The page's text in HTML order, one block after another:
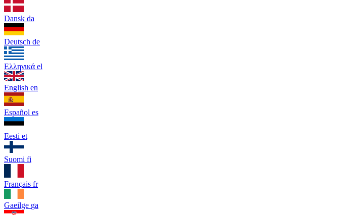
Dansk da
Deutsch de
Ελληνικά el
English en
Español es
Eesti et
Suomi fi
Français fr
Gaeilge ga